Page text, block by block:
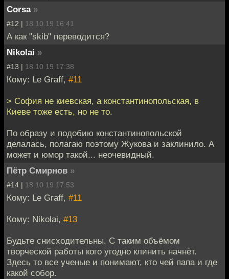
Corsa »
#12 | 18.10.19 16:41
А как "skib" переводится?
Nikolai »
#13 | 18.10.19 17:38
Кому: Le Graff, #11
> София не киевская, а константинопольская, в
Киеве тоже есть, но не то.
По образу и подобию константинопольской
делалась, полагаю поэтому Жукова и заклинило. А
может и юмор такой... неочевидный.
Пётр Смирнов »
#14 | 18.10.19 17:53
Кому: Le Graff, #11
Кому: Nikolai, #13
Будьте снисходительны. С таким объёмом
творческой работы кого угодно клинить начнёт.
Здесь то все ученые и понимают, кто чей папа и где
какой собор.